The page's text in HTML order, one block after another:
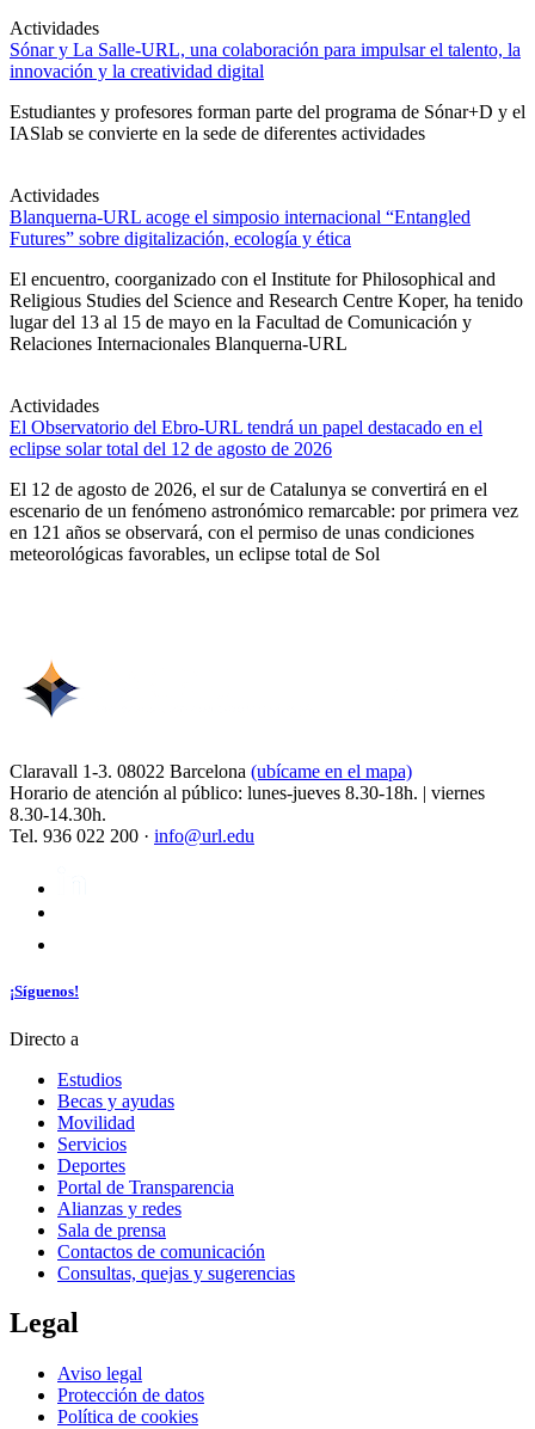
Actividades
Sónar y La Salle-URL, una colaboración para impulsar el talento, la
innovación y la creatividad digital
Estudiantes y profesores forman parte del programa de Sónar+D y el
IASlab se convierte en la sede de diferentes actividades
Actividades
Blanquerna-URL acoge el simposio internacional “Entangled
Futures” sobre digitalización, ecología y ética
El encuentro, coorganizado con el Institute for Philosophical and
Religious Studies del Science and Research Centre Koper, ha tenido
lugar del 13 al 15 de mayo en la Facultad de Comunicación y
Relaciones Internacionales Blanquerna-URL
Actividades
El Observatorio del Ebro-URL tendrá un papel destacado en el
eclipse solar total del 12 de agosto de 2026
El 12 de agosto de 2026, el sur de Catalunya se convertirá en el
escenario de un fenómeno astronómico remarcable: por primera vez
en 121 años se observará, con el permiso de unas condiciones
meteorológicas favorables, un eclipse total de Sol
Claravall 1-3. 08022 Barcelona (ubícame en el mapa)
Horario de atención al público: lunes-jueves 8.30-18h. | viernes
8.30-14.30h.
Tel. 936 022 200 · info@url.edu
¡Síguenos!
Directo a
Estudios
Becas y ayudas
Movilidad
Servicios
Deportes
Portal de Transparencia
Alianzas y redes
Sala de prensa
Contactos de comunicación
Consultas, quejas y sugerencias
Legal
Aviso legal
Protección de datos
Política de cookies